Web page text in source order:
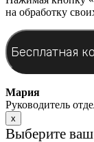
на обработку
Мария
Руководитель
x
Выберите ваш